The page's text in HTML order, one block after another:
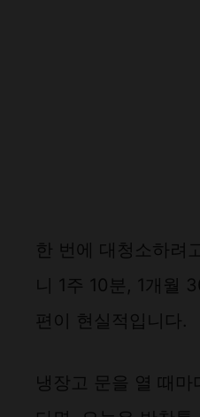
한 번에 대청소하려
니 1주 10분, 1개월
편이 현실적입니다.
냉장고 문을 열 때마